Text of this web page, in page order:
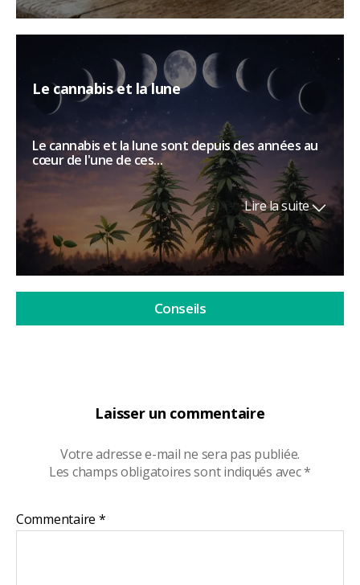
Laisser un commentaire
Votre adresse e-mail ne sera pas publiée.
Les champs obligatoires sont indiqués avec*
Commentaire *
Le cannabis et la lune
Le cannabis et la lune sont depuis des années au
cœur de l'une de ces...
Lire la suite
Conseils